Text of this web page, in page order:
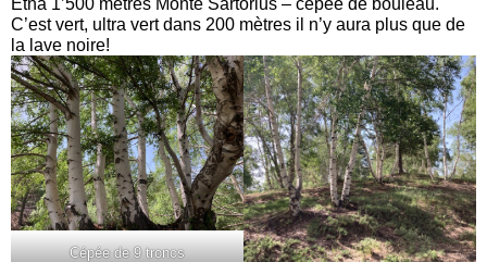
Etna 1’500 mètres Monte Sartorius – cépée de bouleau.
C’est vert, ultra vert dans 200 mètres il n’y aura plus que de
la lave noire!
Cépée de 9 troncs